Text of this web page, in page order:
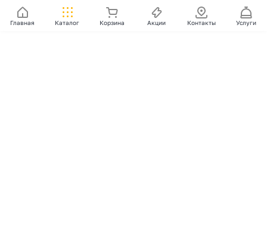
Главная Каталог Корзина Акции Контакты Услуги